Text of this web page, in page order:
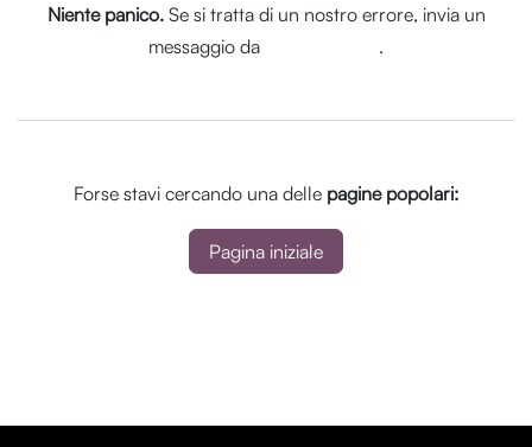
Niente panico.Se si tratta di un nostro errore, invia un
messaggio da
.
Forse stavi cercando una delle pagine popolari:
Pagina iniziale